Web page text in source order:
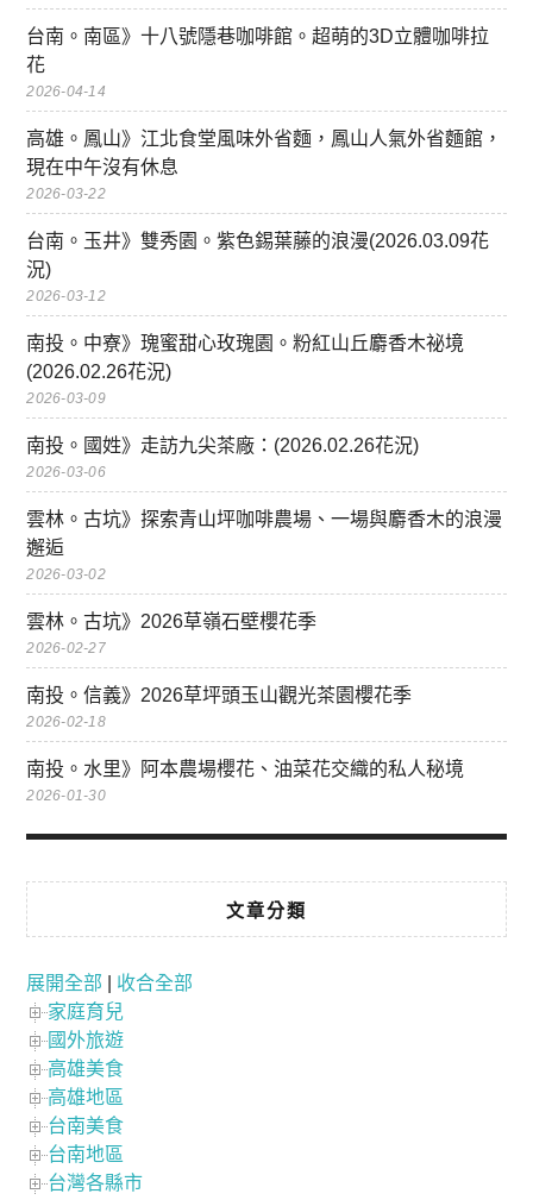
台南。南區》十八號隱巷咖啡館。超萌的3D立體咖啡拉
花
2026-04-14
高雄。鳳山》江北食堂風味外省麵，鳳山人氣外省麵館，
現在中午沒有休息
2026-03-22
台南。玉井》雙秀園。紫色錫葉藤的浪漫(2026.03.09花
況)
2026-03-12
南投。中寮》瑰蜜甜心玫瑰園。粉紅山丘麝香木祕境
(2026.02.26花況)
2026-03-09
南投。國姓》走訪九尖茶廠：(2026.02.26花況)
2026-03-06
雲林。古坑》探索青山坪咖啡農場、一場與麝香木的浪漫
邂逅
2026-03-02
雲林。古坑》2026草嶺石壁櫻花季
2026-02-27
南投。信義》2026草坪頭玉山觀光茶園櫻花季
2026-02-18
南投。水里》阿本農場櫻花、油菜花交織的私人秘境
2026-01-30
文章分類
展開全部
收合全部
家庭育兒
國外旅遊
高雄美食
高雄地區
台南美食
台南地區
台灣各縣市